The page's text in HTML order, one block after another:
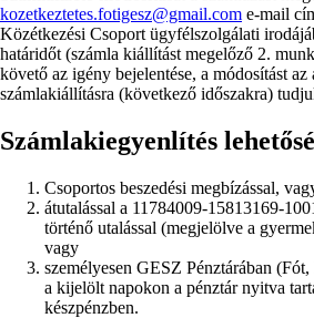
kozetkeztetes.fotigesz@gmail.com e-mail
Közétkezési Csoport ügyfélszolgálati
határidőt (számla kiállítást megelőző 2.
követő az igény bejelentése, a módosítást az
számlakiállításra (következő időszakra)
Számlakiegyenlítés
Csoportos beszedési megbízással,
átutalással a 11784009-15813169-
történő utalással (megjelölve a
vagy
személyesen GESZ Pénztárában
a kijelölt napokon a pénztár nyitva
készpénzben.